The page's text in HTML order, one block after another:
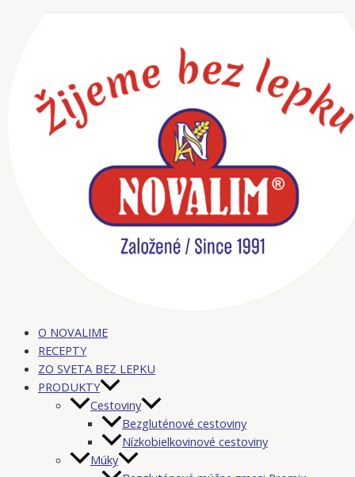
O NOVALIME
RECEPTY
ZO SVETA BEZ LEPKU
PRODUKTY
Cestoviny
Bezgluténové cestoviny
Nízkobielkovinové cestoviny
Múky